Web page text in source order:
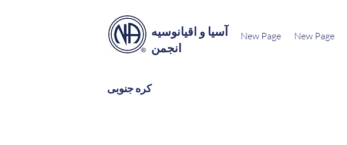
آسیا و اقیانوسیه
انجمن
New Page New Page
کره جنوبی